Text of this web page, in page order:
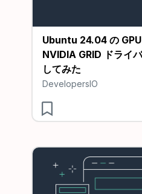
Ubuntu 24.04 の
NVIDIA GRID ドライ
してみた
DevelopersIO